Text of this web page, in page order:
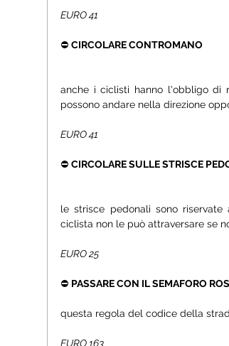
EURO 41
⛔ CIRCOLARE CONTROMANO
anche i ciclisti hanno l'obbligo di
possono andare nella direzione
EURO 41
⛔ CIRCOLARE SULLE STRISCE
le strisce pedonali sono
ciclista non le può attraversare se
EURO 25
⛔ PASSARE CON IL SEMAFORO
questa regola del codice della
EURO 163